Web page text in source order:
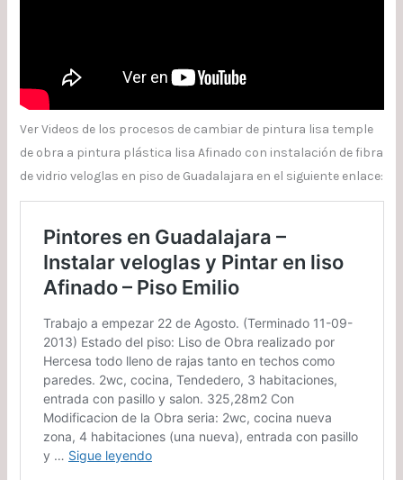
Ver Videos de los procesos de cambiar de pintura lisa temple
de obra a pintura plástica lisa Afinado con instalación de fibra
de vidrio veloglas en piso de Guadalajara en el siguiente enlace: